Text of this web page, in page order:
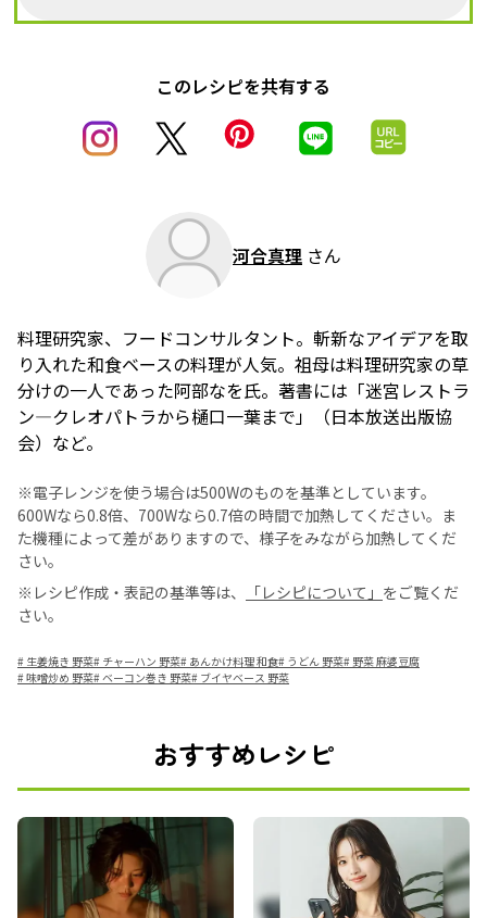
このレシピを共有する
河合真理 さん
料理研究家、フードコンサルタント。斬新なアイデアを取
り入れた和食ベースの料理が人気。祖母は料理研究家の草
分けの一人であった阿部なを氏。著書には「迷宮レストラ
ン―クレオパトラから樋口一葉まで」（日本放送出版協
会）など。
※電子レンジを使う場合は500Wのものを基準としています。
600Wなら0.8倍、700Wなら0.7倍の時間で加熱してください。ま
た機種によって差がありますので、様子をみながら加熱してくだ
さい。
※レシピ作成・表記の基準等は、
「レシピについて」 をご覧くだ
さい。
# 生姜焼き 野菜# チャーハン 野菜# あんかけ料理 和食# うどん 野菜# 野菜 麻婆豆腐
#味噌炒め 野菜#ベーコン巻き 野菜# ブイヤベース 野菜
おすすめレシピ